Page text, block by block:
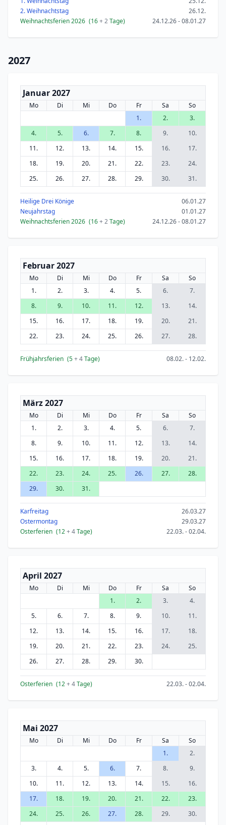
2. Weihnachtstag
26.12.
Weihnachtsferien 2026 (16+ 2Tage) 24.12.26 - 08.01.27
2027
Januar 2027
Mo Di Mi Do Fr Sa
So
1.
2.
3.
4.
5. 6. 7. 8. 9.
10.
11.
12. 13. 14. 15. 16.
17.
18.
19. 20. 21. 22. 23.
24.
25.
26. 27. 28. 29. 30. 31.
Heilige Drei Könige
06.01.27
Neujahrstag
01.01.27
Weihnachtsferien 2026 (16+ 2Tage) 24.12.26 - 08.01.27
Februar 2027
Mo Di Mi Do Fr Sa
So
1.
2. 3. 4. 5. 6.
7.
8.
9. 10. 11. 12. 13.
14.
15.
16. 17. 18. 19. 20.
21.
22.
23. 24. 25. 26. 27. 28.
Frühjahrsferien (5+ 4Tage) 08.02. - 12.02.
März 2027
Mo Di Mi Do Fr Sa
So
1.
2. 3. 4. 5. 6.
7.
8.
9. 10. 11. 12. 13.
14.
15.
16. 17. 18. 19. 20.
21.
22.
23. 24. 25. 26. 27.
28.
29.
30. 31.
Karfreitag
26.03.27
Ostermontag
29.03.27
Osterferien (12+ 4Tage) 22.03. - 02.04.
April 2027
Mo Di Mi Do Fr Sa
So
1.
2. 3.
4.
5.
6. 7. 8. 9. 10.
11.
12.
13. 14. 15. 16. 17.
18.
19.
20. 21. 22. 23. 24.
25.
26.
27. 28. 29. 30.
Osterferien (12+ 4Tage) 22.03. - 02.04.
Mai 2027
Mo Di Mi Do Fr Sa
So
1.
2.
3.
4. 5. 6. 7. 8.
9.
10.
11. 12. 13. 14. 15.
16.
17.
18. 19. 20. 21. 22.
23.
24.
25. 26. 27. 28. 29.
30.